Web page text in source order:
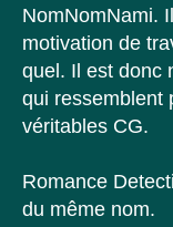
NomNomNami.
motivation de
quel. Il est donc
qui ressemblent
véritables CG.
Romance
du même nom.